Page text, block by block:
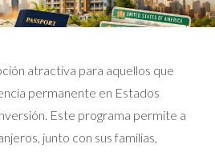
atractiva para aquellos que
permanente en Estados
Este programa permite a
junto con sus familias,